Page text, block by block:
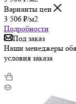
Варианты цен
3 506 ₽/м2
Подробности
Под заказ
Наши менеджеры
условия заказа